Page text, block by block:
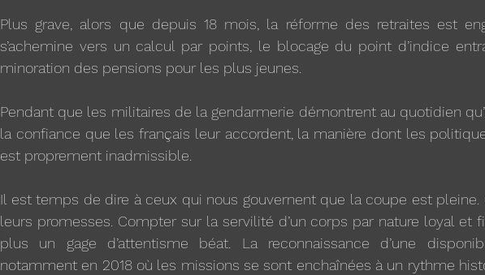
Plus grave, alors que depuis 18 mois, la réforme des retraites est
s’achemine vers un calcul par points, le blocage du point d’indice
minoration des pensions pour les plus jeunes.
Pendant que les militaires de la gendarmerie démontrent au quotidien
la confiance que les français leur accordent, la manière dont les
est proprement inadmissible.
Il est temps de dire à ceux qui nous gouvernent que la coupe est pleine.
leurs promesses. Compter sur la servilité d’un corps par nature loyal et
plus un gage d’attentisme béat. La reconnaissance d’une
notamment en 2018 où les missions se sont enchaînées à un rythme